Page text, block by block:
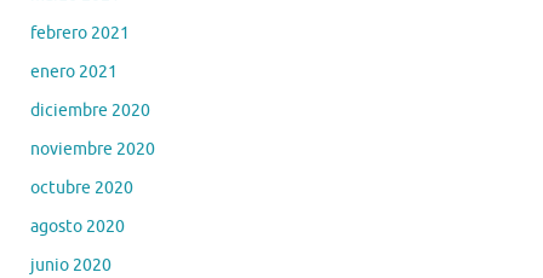
febrero 2021
enero 2021
diciembre 2020
noviembre 2020
octubre 2020
agosto 2020
junio 2020